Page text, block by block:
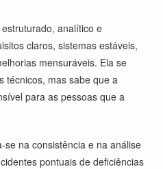
analítico e
claros, sistemas estáveis,
mensuráveis. Ela se
técnicos, mas sabe que a
para as pessoas que a
na consistência e na análise
pontuais de deficiências